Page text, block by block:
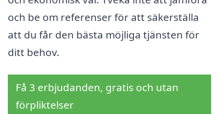
och be om referenser för att säkerställa
att du får den bästa möjliga tjänsten för
ditt behov.
Få 3 erbjudanden, gratis och utan
förpliktelser